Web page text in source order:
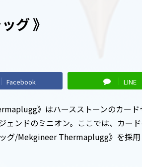
グ 》
Facebook LINE
》はハースストーンのカー
ェンドのミニオン。ここでは、カー
グ/Mekgineer Thermaplugg》を採